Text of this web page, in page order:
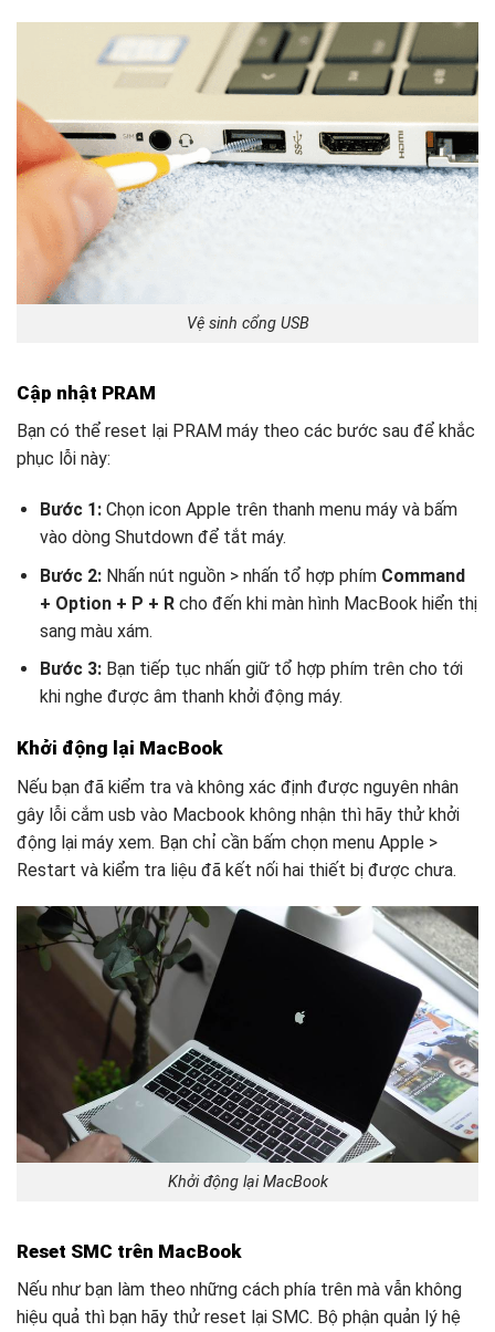
Vệ sinh cổng USB
Cập nhật PRAM
Bạn có thể reset lại PRAM máy theo các bước sau để khắc
phục lỗi này:
Bước 1:Chọn icon Apple trên thanh menu máy và bấm
vào dòng Shutdown để tắt máy.
Bước 2: Nhấn nút nguồn > nhấn tổ hợp phím Command
+ Option + P + Rcho đến khi màn hình MacBook hiển thị
sang màu xám.
Bước 3: Bạn tiếp tục nhấn giữ tổ hợp phím trên cho tới
khi nghe được âm thanh khởi động máy.
Khởi động lại MacBook
Nếu bạn đã kiểm tra và không xác định được nguyên nhân
gây lỗi cắm usb vào Macbook không nhận thì hãy thử khởi
động lại máy xem. Bạn chỉ cần bấm chọn menu Apple >
Restart và kiểm tra liệu đã kết nối hai thiết bị được chưa.
Khởi động lại MacBook
Reset SMC trên MacBook
Nếu như bạn làm theo những cách phía trên mà vẫn không
hiệu quả thì bạn hãy thử reset lại SMC. Bộ phận quản lý hệ